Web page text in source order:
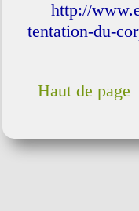
http://
tentation-du-
Haut de page